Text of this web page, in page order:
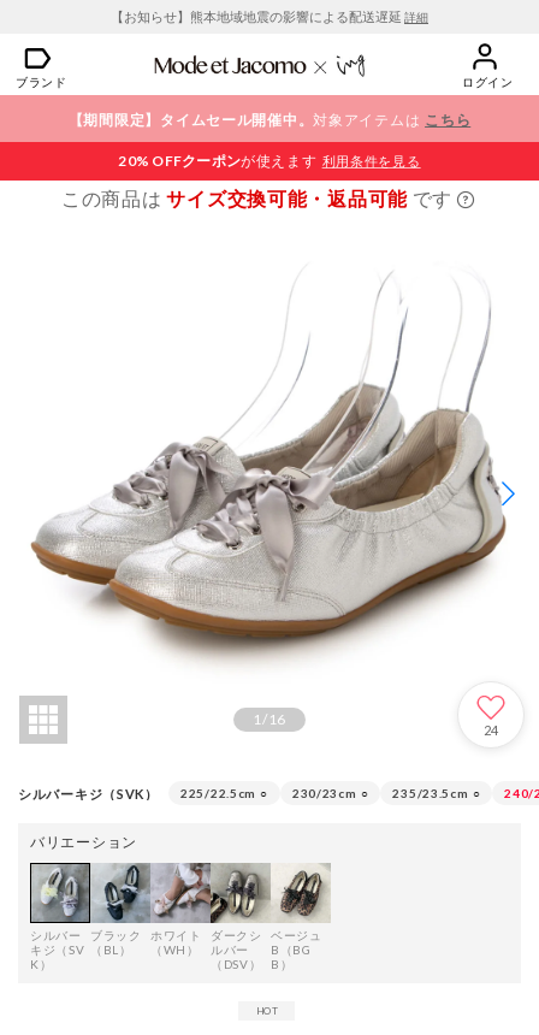
【お知らせ】熊本地域地震の影響による配送遅延 詳細
ブランド ログイン
【期間限定】タイムセール開催中。対象アイテムは こちら
20% OFFクーポンが使えます 利用条件を見る
この商品はサイズ交換可能・返品可能 です
1/ 16
24
シルバーキジ（SVK） 225/22.5cm ○ 230/23cm ○ 235/23.5cm ○ 240/
バリエーション
シルバー
キジ（SV
K）
ブラック
（BL）
ホワイト
（WH）
ダークシ
ルバー
（DSV）
ベージュ
B（BG
B）